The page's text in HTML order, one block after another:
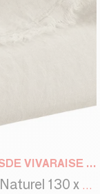
MAISON VIVARAISE - SDE VIVARAISE WINKLER
Plaid Zeff Nomade Naturel 130 x 180